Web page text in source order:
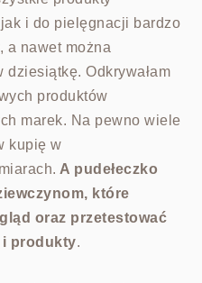
i do pielęgnacji bardzo
a nawet można
dziesiątkę. Odkrywałam
produktów
marek. Na pewno wiele
kupię w
A pudełeczko
które
oraz przetestować
i produkty.